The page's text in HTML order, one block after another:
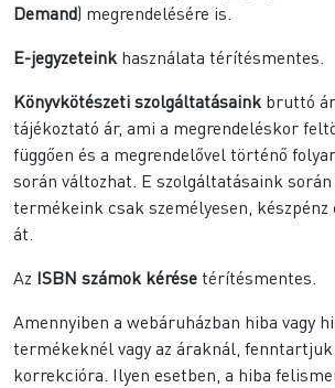
Demand) megrendelésére is.
E-jegyzeteink használata térítésmentes.
Könyvkötészeti szolgáltatásaink bruttó
tájékoztató ár, ami a megrendeléskor
függően és a megrendelővel történő
során változhat. E szolgáltatásaink
termékeink csak személyesen, készpénz
át.
Az ISBN számok kérésetérítésmentes.
Amennyiben a webáruházban hiba vagy
termékeknél vagy az áraknál, fenntartjuk
korrekcióra. Ilyen esetben, a hiba